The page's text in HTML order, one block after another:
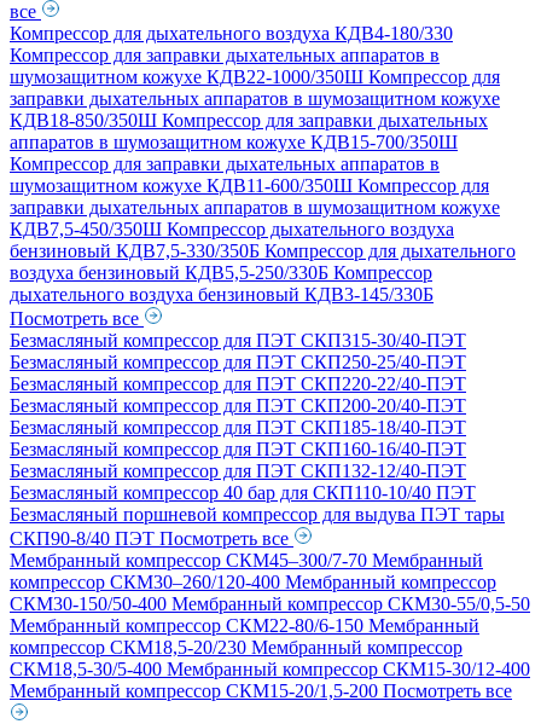
все
Компрессор для дыхательного воздуха КДВ4-180/330
Компрессор для заправки дыхательных аппаратов в
шумозащитном кожухе КДВ22-1000/350Ш Компрессор для
заправки дыхательных аппаратов в шумозащитном кожухе
КДВ18-850/350Ш Компрессор для заправки дыхательных
аппаратов в шумозащитном кожухе КДВ15-700/350Ш
Компрессор для заправки дыхательных аппаратов в
шумозащитном кожухе КДВ11-600/350Ш Компрессор для
заправки дыхательных аппаратов в шумозащитном кожухе
КДВ7,5-450/350Ш Компрессор дыхательного воздуха
бензиновый КДВ7,5-330/350Б Компрессор для дыхательного
воздуха бензиновый КДВ5,5-250/330Б Компрессор
дыхательного воздуха бензиновый КДВ3-145/330Б
Посмотреть все
Безмасляный компрессор для ПЭТ СКП315-30/40-ПЭТ
Безмасляный компрессор для ПЭТ СКП250-25/40-ПЭТ
Безмасляный компрессор для ПЭТ СКП220-22/40-ПЭТ
Безмасляный компрессор для ПЭТ СКП200-20/40-ПЭТ
Безмасляный компрессор для ПЭТ СКП185-18/40-ПЭТ
Безмасляный компрессор для ПЭТ СКП160-16/40-ПЭТ
Безмасляный компрессор для ПЭТ СКП132-12/40-ПЭТ
Безмасляный компрессор 40 бар для СКП110-10/40 ПЭТ
Безмасляный поршневой компрессор для выдува ПЭТ тары
СКП90-8/40 ПЭТ Посмотреть все
Мембранный компрессор СКМ45–300/7-70 Мембранный
компрессор СКМ30–260/120-400 Мембранный компрессор
СКМ30-150/50-400 Мембранный компрессор СКМ30-55/0,5-50
Мембранный компрессор СКМ22-80/6-150 Мембранный
компрессор СКМ18,5-20/230 Мембранный компрессор
СКМ18,5-30/5-400 Мембранный компрессор СКМ15-30/12-400
Мембранный компрессор СКМ15-20/1,5-200 Посмотреть все